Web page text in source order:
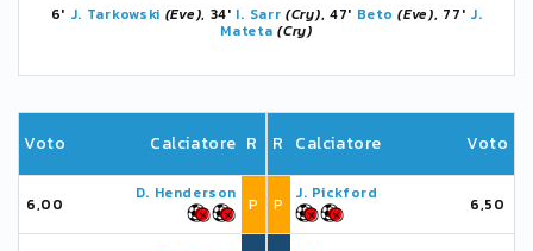
6' J. Tarkowski (Eve), 34' I. Sarr (Cry), 47' Beto (Eve), 77' J.
Mateta (Cry)
Voto Calciatore R
6,00
D. Henderson
P
R Calciatore Voto
P
J. Pickford
6,50